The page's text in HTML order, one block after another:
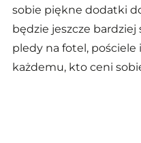
sobie piękne dodatki
będzie jeszcze
pledy na fotel, pościele
każdemu, kto ceni